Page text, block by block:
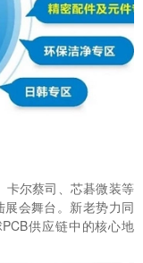
卡尔蔡司、芯碁微装等
会舞台。新老势力同
供应链中的核心地